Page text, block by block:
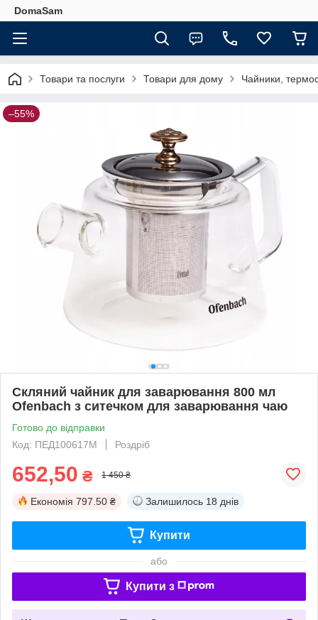
DomaSam
Товари та послуги Товари для дому Чайники,
–55%
Скляний чайник для заварювання 800 мл
Ofenbach з ситечком для заварювання чаю
Готово до відправки
Код: ПЕД100617M
Роздріб
652,50 ₴ 1 450 ₴
Економія 797.50 ₴ Залишилось 18 днів
Купити
або
Купити з